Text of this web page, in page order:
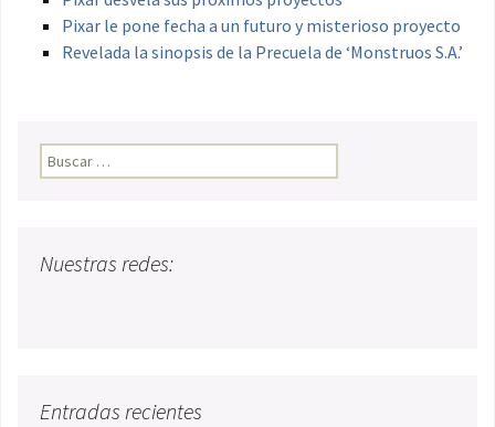
Pixar le pone fecha a un futuro y misterioso proyecto
Revelada la sinopsis de la Precuela de ‘Monstruos S.A.’
Buscar:
Nuestras redes:
Entradas recientes